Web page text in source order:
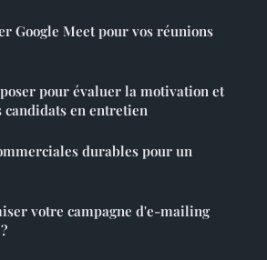
Google Meet pour vos réunions
pour évaluer la motivation et
candidats en entretien
durables pour un
votre campagne d'e-mailing